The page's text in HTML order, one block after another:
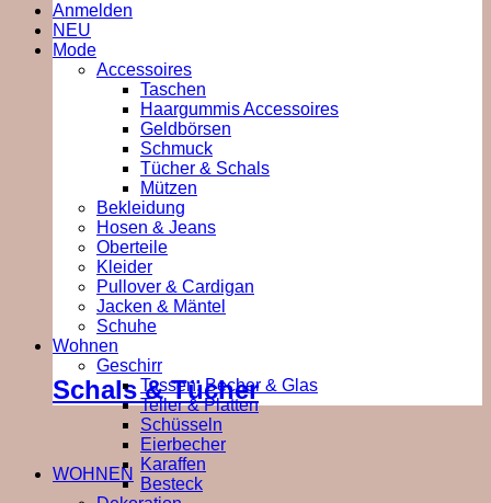
Schals & Tücher
WOHNEN
Anmelden
NEU
Mode
Accessoires
Taschen
Haargummis Accessoires
Geldbörsen
Schmuck
Tücher & Schals
Mützen
Bekleidung
Hosen & Jeans
Oberteile
Kleider
Pullover & Cardigan
Jacken & Mäntel
Schuhe
Wohnen
Geschirr
Tassen, Becher & Glas
Teller & Platten
Schüsseln
Eierbecher
Karaffen
Besteck